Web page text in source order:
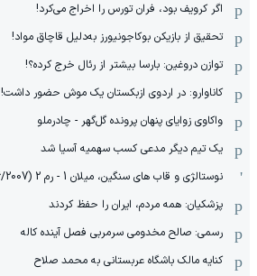
اگر کرویف بود، فران تورس را اخراج می‌کرد!
تحقیق از بازیکن بوکاجونیورز به‌دلیل قاچاق مواد!
توازن دروغین: بارسا بیشتر از رئال خرج کرده؟!
کاناوارو: در اردوی ازبکستان یک موش حضور داشت!
واکاوی زوایای پنهان پرونده گل‌گهر - چادرملو
یک تیم دیگر مدعی کسب سهمیه آسیا شد
نوستالژی و قاب های سنگین، میلان 1 - رم 2 (2006/2007)
پزشکیان: همه مردم، ایران را حفظ کردند
رسمی: صالح مخدومی سرمربی فصل آینده کاله
کنایه مالک باشگاه عربستانی به محمد صلاح